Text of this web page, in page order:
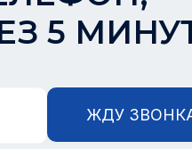
5
ЖДУ